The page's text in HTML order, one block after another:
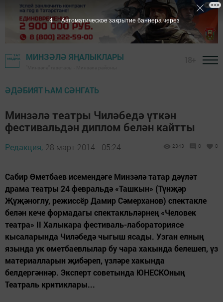
МИНЗӘЛӘ ЯҢАЛЫКЛАРЫ
ӘДӘБИЯТ ҺАМ СӘНГАТЬ
Минзәлә театры Чиләбедә үткән
фестивальдән диплом белән кайтты
Редакция, 28 март 2014 - 05:24 2343 0 0
Сабир Өметбаев исемендәге Минзәлә татар дәүләт
драма театры 24 февральдә «Ташкын» (Түнҗәр
Җүҗәноглу, режиссёр Дамир Сәмерханов) спектакле
белән кече формадагы спектакльләрнең «Человек
театра» II Халыкара фестиваль-лабораториясе
кысаларында Чиләбедә чыгыш ясады. Узган елның
язында ук өметбаевлылар бу чара хакында белешеп, үз
материалларын җибәреп, үзләре хакында
белдергәннәр. Эксперт советында ЮНЕСКОның
Театраль критиклары...
3 Автоматическое закрытие баннера через